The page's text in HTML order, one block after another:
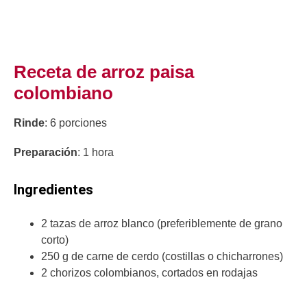
Receta de arroz paisa
colombiano
Rinde: 6 porciones
Preparación: 1 hora
Ingredientes
2 tazas de arroz blanco (preferiblemente de grano
corto)
250 g de carne de cerdo (costillas o chicharrones)
2 chorizos colombianos, cortados en rodajas